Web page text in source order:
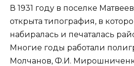
В 1931 году в поселке
открыта типография, в
набиралась и печаталась
Многие годы работали
Молчанов, Ф.И.